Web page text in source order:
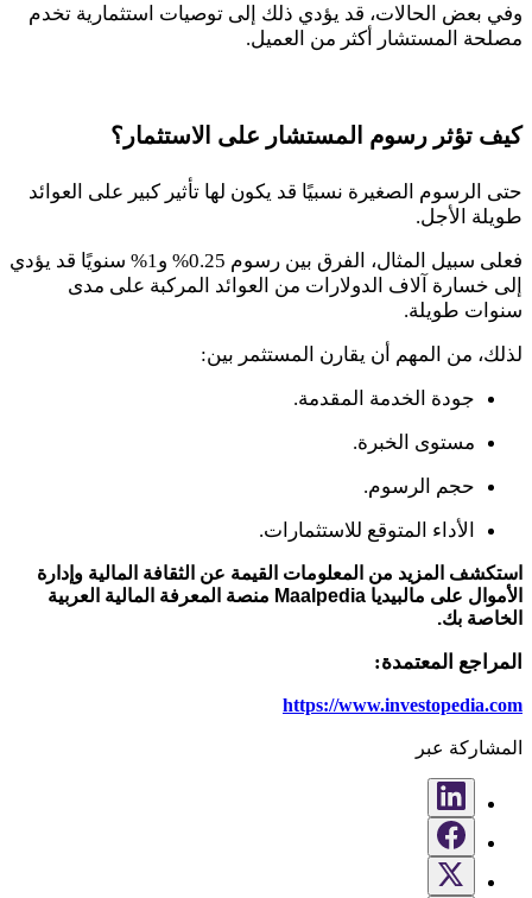
وفي بعض الحالات، قد يؤدي ذلك إلى توصيات استثمارية تخدم
مصلحة المستشار أكثر من العميل.
كيف تؤثر رسوم المستشار على الاستثمار؟
حتى الرسوم الصغيرة نسبيًا قد يكون لها تأثير كبير على العوائد
طويلة الأجل.
فعلى سبيل المثال، الفرق بين رسوم 0.25% و1% سنويًا قد يؤدي
إلى خسارة آلاف الدولارات من العوائد المركبة على مدى
سنوات طويلة.
لذلك، من المهم أن يقارن المستثمر بين:
جودة الخدمة المقدمة.
مستوى الخبرة.
حجم الرسوم.
الأداء المتوقع للاستثمارات.
استكشف المزيد من المعلومات القيمة عن الثقافة المالية وإدارة
الأموال على مالبيديا Maalpedia منصة المعرفة المالية العربية
الخاصة بك.
المراجع المعتمدة:
https://www.investopedia.com
المشاركة عبر